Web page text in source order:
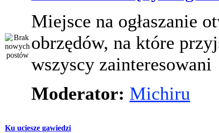
Miejsce na ogłaszanie
obrzędów, na które
wszyscy zainteresowani
Moderator: Michiru
Ku uciesze gawiedzi